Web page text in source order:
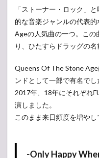
「ストーナー・ロック」
的な音楽ジャンルの代表
Ageの人気曲の一つ。この
り、ひたすらドラッグの名
Queens Of The Stone
ンドとして一部で有名で
2017年、18年にそれぞれ
演しました。
このまま来日頻度を増やし
-Only Happy